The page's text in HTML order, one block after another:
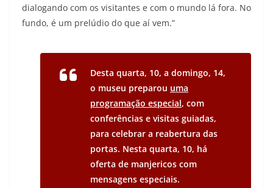
dialogando com os visitantes e com o mundo lá fora. No
fundo, é um prelúdio do que aí vem.”
Desta quarta, 10, a domingo, 14,
o museu preparou uma
programação especial, com
conferências e visitas guiadas,
para celebrar a reabertura das
portas. Nesta quarta, 10, há
oferta de manjericos com
mensagens especiais.